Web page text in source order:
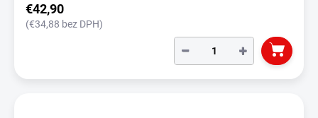
€42,90
(€34,88 bez DPH)
+
−